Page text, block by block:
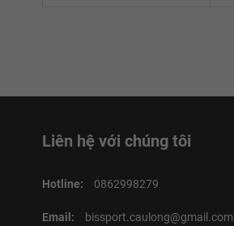
Liên hệ với chúng tôi
Hotline: 0862998279
Email: bissport.caulong@gmail.com